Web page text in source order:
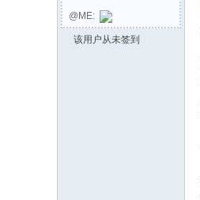
@ME:
该用户从未签到